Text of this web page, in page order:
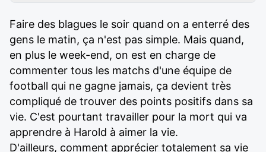
Faire des blagues le soir quand on a enterré des
gens le matin, ça n'est pas simple. Mais quand,
en plus le week-end, on est en charge de
commenter tous les matchs d'une équipe de
football qui ne gagne jamais, ça devient très
compliqué de trouver des points positifs dans sa
vie. C'est pourtant travailler pour la mort qui va
apprendre à Harold à aimer la vie.
D'ailleurs, comment apprécier totalement sa vie